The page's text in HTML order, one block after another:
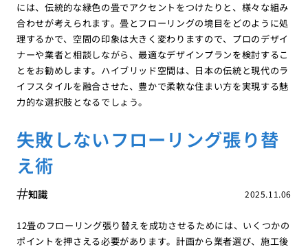
には、伝統的な緑色の畳でアクセントをつけたりと、様々な組み
合わせが考えられます。畳とフローリングの境目をどのように処
理するかで、空間の印象は大きく変わりますので、プロのデザイ
ナーや業者と相談しながら、最適なデザインプランを検討するこ
とをお勧めします。ハイブリッド空間は、日本の伝統と現代のラ
イフスタイルを融合させた、豊かで柔軟な住まい方を実現する魅
力的な選択肢となるでしょう。
失敗しないフローリング張り替
え術
2025.11.06
知識
12畳のフローリング張り替えを成功させるためには、いくつかの
ポイントを押さえる必要があります。計画から業者選び、施工後